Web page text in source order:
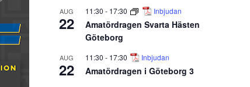
AUG
22
11:30 - 17:30 Inbjudan
Amatördragen Svarta Hästen
Göteborg
AUG
22
11:30 - 17:30 Inbjudan
Amatördragen i Göteborg 3